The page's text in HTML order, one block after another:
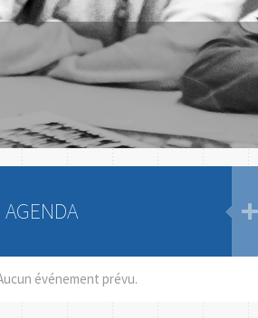
AGENDA
événement prévu.